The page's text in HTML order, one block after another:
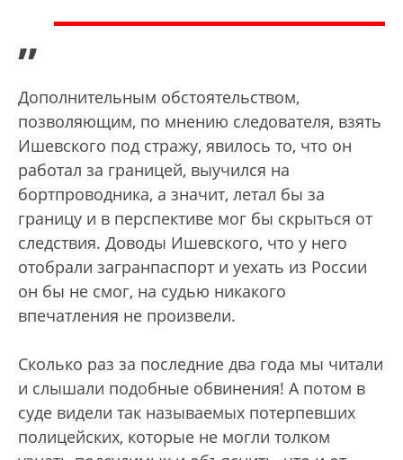
”
Дополнительным обстоятельством,
позволяющим, по мнению следователя, взять
Ишевского под стражу, явилось то, что он
работал за границей, выучился на
бортпроводника, а значит, летал бы за
границу и в перспективе мог бы скрыться от
следствия. Доводы Ишевского, что у него
отобрали загранпаспорт и уехать из России
он бы не смог, на судью никакого
впечатления не произвели.
Сколько раз за последние два года мы читали
и слышали подобные обвинения! А потом в
суде видели так называемых потерпевших
полицейских, которые не могли толком